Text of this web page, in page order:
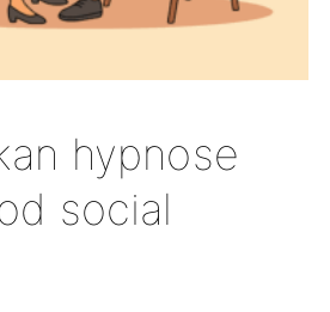
hypnose
social